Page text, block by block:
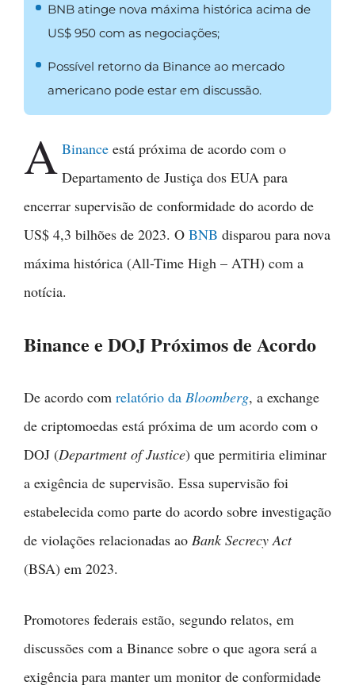
BNB atinge nova máxima histórica acima de
US$ 950 com as negociações;
Possível retorno da Binance ao mercado
americano pode estar em discussão.
A Binance está próxima de acordo com o
Departamento de Justiça dos EUA para
encerrar supervisão de conformidade do acordo de
US$ 4,3 bilhões de 2023. O BNB disparou para nova
máxima histórica (All-Time High – ATH) com a
notícia.
Binance e DOJ Próximos de Acordo
De acordo com relatório da Bloomberg, a exchange
de criptomoedas está próxima de um acordo com o
DOJ (Department of Justice) que permitiria eliminar
a exigência de supervisão. Essa supervisão foi
estabelecida como parte do acordo sobre investigação
de violações relacionadas ao Bank Secrecy Act
(BSA) em 2023.
Promotores federais estão, segundo relatos, em
discussões com a Binance sobre o que agora será a
exigência para manter um monitor de conformidade